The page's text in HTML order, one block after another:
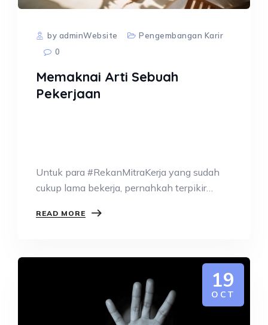
by adminWebsite
Pengembangan Karir
0
Memaknai Arti Sebuah
Pekerjaan
Untuk para #RekanMitraKerja yang sudah
cukup lama bekerja, pernahkah terpikir
READ MORE
19
OCT